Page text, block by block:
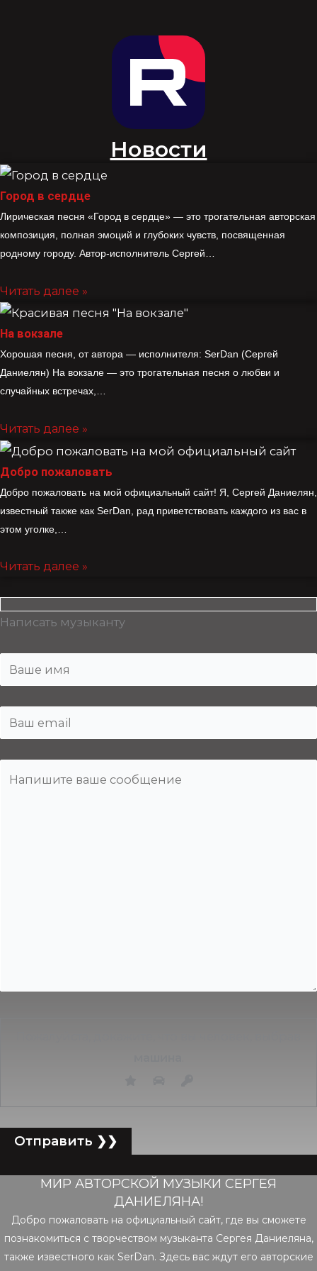
Новости
Город в сердце
Лирическая песня «Город в сердце» — это трогательная авторская
композиция, полная эмоций и глубоких чувств, посвященная
родному городу. Автор-исполнитель Сергей…
Читать далее »
На вокзале
Хорошая песня, от автора — исполнителя: SerDan (Сергей
Даниелян) На вокзале — это трогательная песня о любви и
случайных встречах,…
Читать далее »
Добро пожаловать
Добро пожаловать на мой официальный сайт! Я, Сергей Даниелян,
известный также как SerDan, рад приветствовать каждого из вас в
этом уголке,…
Читать далее »
Написать музыканту
МИР АВТОРСКОЙ МУЗЫКИ СЕРГЕЯ
ДАНИЕЛЯНА!
Добро пожаловать на официальный сайт, где вы сможете
познакомиться с творчеством музыканта Сергея Даниеляна,
также известного как SerDan. Здесь вас ждут его авторские